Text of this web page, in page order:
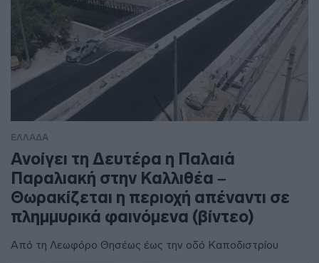
ΕΛΛΑΔΑ
Ανοίγει τη Δευτέρα η Παλαιά
Παραλιακή στην Καλλιθέα –
Θωρακίζεται η περιοχή απέναντι σε
πλημμυρικά φαινόμενα (βίντεο)
Από τη Λεωφόρο Θησέως έως την οδό Καποδιστρίου